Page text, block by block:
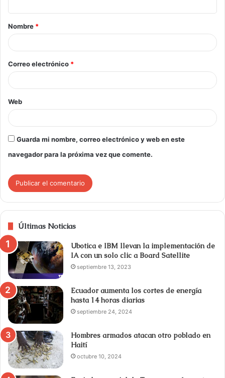
Nombre *
Correo electrónico *
Web
Guarda mi nombre, correo electrónico y web en este
navegador para la próxima vez que comente.
Últimas Noticias
Ubotica e IBM llevan la implementación de
IA con un solo clic a Board Satellite
septiembre 13, 2023
Ecuador aumenta los cortes de energía
hasta 14 horas diarias
septiembre 24, 2024
Hombres armados atacan otro poblado en
Haití
octubre 10, 2024